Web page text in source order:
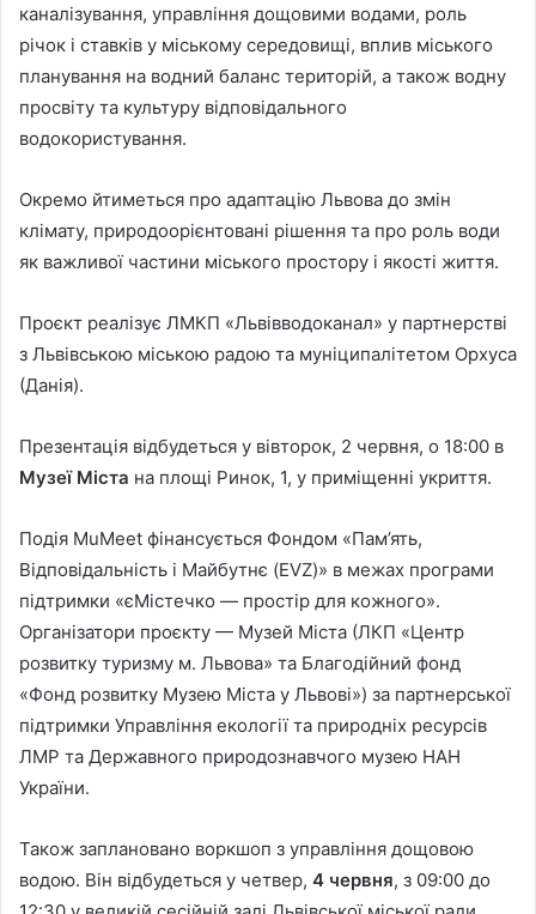
каналізування, управління дощовими водами, роль
річок і ставків у міському середовищі, вплив міського
планування на водний баланс територій, а також водну
просвіту та культуру відповідального
водокористування.
Окремо йтиметься про адаптацію Львова до змін
клімату, природоорієнтовані рішення та про роль води
як важливої частини міського простору і якості життя.
Проєкт реалізує ЛМКП «Львівводоканал» у партнерстві
з Львівською міською радою та муніципалітетом Орхуса
(Данія).
Презентація відбудеться у вівторок, 2 червня, о 18:00 в
Музеї Міста на площі Ринок, 1, у приміщенні укриття.
Подія MuMeet фінансується Фондом «Пам’ять,
Відповідальність і Майбутнє (EVZ)» в межах програми
підтримки «єМістечко — простір для кожного».
Організатори проєкту — Музей Міста (ЛКП «Центр
розвитку туризму м. Львова» та Благодійний фонд
«Фонд розвитку Музею Міста у Львові») за партнерської
підтримки Управління екології та природніх ресурсів
ЛМР та Державного природознавчого музею НАН
України.
Також заплановано воркшоп з управління дощовою
водою. Він відбудеться у четвер, 4 червня, з 09:00 до